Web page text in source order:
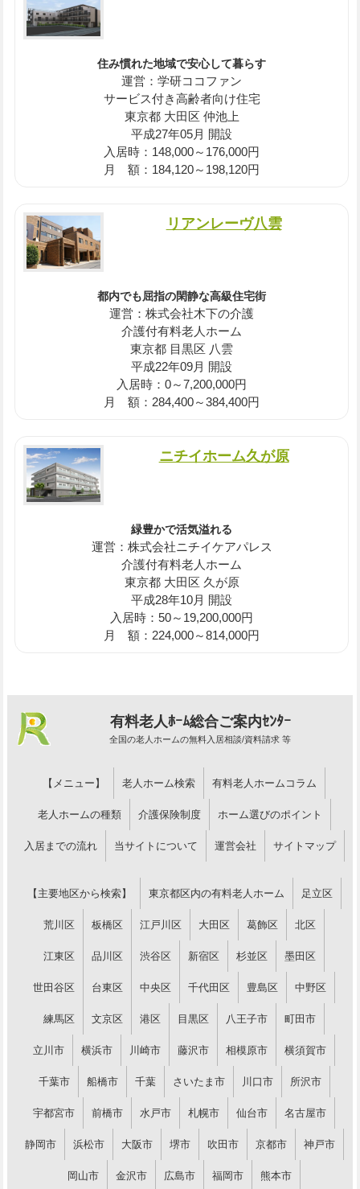
住み慣れた地域で安心して暮らす
運営：学研ココファン
サービス付き高齢者向け住宅
東京都 大田区 仲池上
平成27年05月 開設
入居時：148,000～176,000円
月 額：184,120～198,120円
リアンレーヴ八雲
都内でも屈指の閑静な高級住宅街
運営：株式会社木下の介護
介護付有料老人ホーム
東京都 目黒区 八雲
平成22年09月 開設
入居時：0～7,200,000円
月 額：284,400～384,400円
ニチイホーム久が原
緑豊かで活気溢れる
運営：株式会社ニチイケアパレス
介護付有料老人ホーム
東京都 大田区 久が原
平成28年10月 開設
入居時：50～19,200,000円
月 額：224,000～814,000円
有料老人ﾎｰﾑ総合ご案内ｾﾝﾀｰ
全国の老人ホームの無料入居相談/資料請求 等
【メニュー】 老人ホーム検索 有料老人ホームコラム
老人ホームの種類 介護保険制度 ホーム選びのポイント
入居までの流れ 当サイトについて 運営会社 サイトマップ
【主要地区から検索】 東京都区内の有料老人ホーム 足立区
荒川区 板橋区 江戸川区 大田区 葛飾区 北区
江東区 品川区 渋谷区 新宿区 杉並区 墨田区
世田谷区 台東区 中央区 千代田区 豊島区 中野区
練馬区 文京区 港区 目黒区 八王子市 町田市
立川市 横浜市 川崎市 藤沢市 相模原市 横須賀市
千葉市 船橋市 千葉 さいたま市 川口市 所沢市
宇都宮市 前橋市 水戸市 札幌市 仙台市 名古屋市
静岡市 浜松市 大阪市 堺市 吹田市 京都市 神戸市
岡山市 金沢市 広島市 福岡市 熊本市